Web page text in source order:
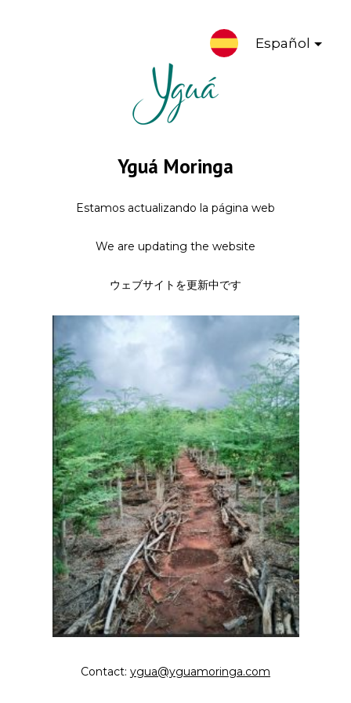
Español
Yguá Moringa
Estamos actualizando la página web
We are updating the website
ウェブサイトを更新中です
Contact: ygua@yguamoringa.com